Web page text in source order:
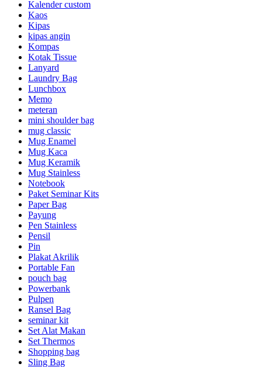
Kalender custom
Kaos
Kipas
kipas angin
Kompas
Kotak Tissue
Lanyard
Laundry Bag
Lunchbox
Memo
meteran
mini shoulder bag
mug classic
Mug Enamel
Mug Kaca
Mug Keramik
Mug Stainless
Notebook
Paket Seminar Kits
Paper Bag
Payung
Pen Stainless
Pensil
Pin
Plakat Akrilik
Portable Fan
pouch bag
Powerbank
Pulpen
Ransel Bag
seminar kit
Set Alat Makan
Set Thermos
Shopping bag
Sling Bag